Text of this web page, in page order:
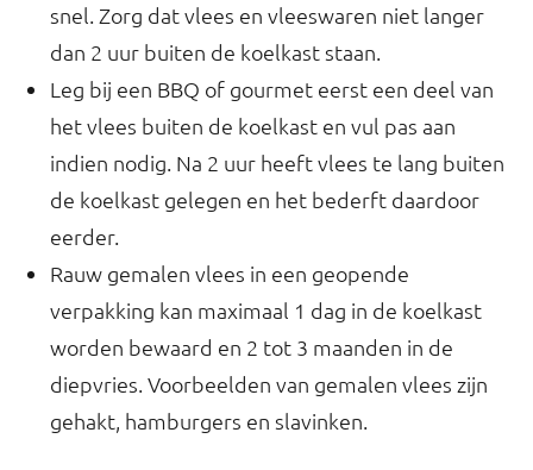
snel. Zorg dat vlees en vleeswaren niet langer
dan 2 uur buiten de koelkast staan.
Leg bij een BBQ of gourmet eerst een deel van
het vlees buiten de koelkast en vul pas aan
indien nodig. Na 2 uur heeft vlees te lang buiten
de koelkast gelegen en het bederft daardoor
eerder.
Rauw gemalen vlees in een geopende
verpakking kan maximaal 1 dag in de koelkast
worden bewaard en 2 tot 3 maanden in de
diepvries. Voorbeelden van gemalen vlees zijn
gehakt, hamburgers en slavinken.